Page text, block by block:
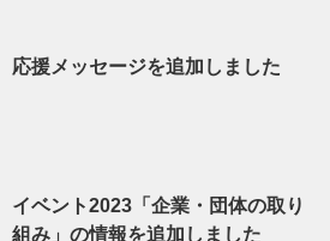
応援メッセージを追加しました
イベント2023「企業・団体の取り
組み」の情報を追加しました